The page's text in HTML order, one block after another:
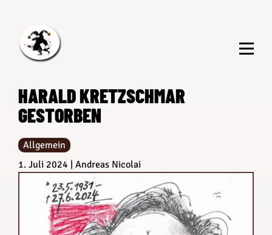
springen
HARALD KRETZSCHMAR
GESTORBEN
Allgemein
1. Juli 2024
Andreas Nicolai